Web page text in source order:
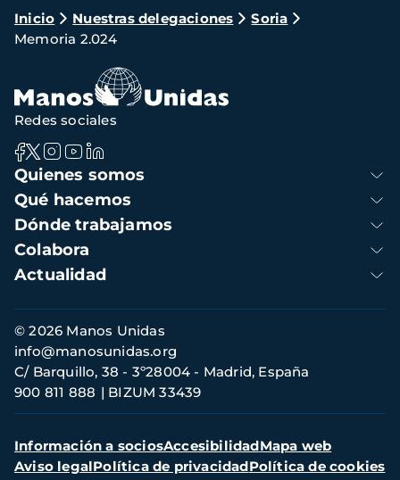
Ruta
de
navegación
Inicio Nuestras delegaciones
Soria
Memoria 2.024
Navegación
principal
Quienes somos
Qué hacemos
Dónde trabajamos
Colabora
Actualidad
Redes sociales
Información
de
contacto
© 2026 Manos Unidas
C/ Barquillo, 38 - 3º28004 - Madrid, España
900 811 888
BIZUM 33439
info@manosunidas.org
Menú
secundario
Información a sociosAccesibilidadMapa web
Aviso legalPolítica de privacidadPolítica de cookies